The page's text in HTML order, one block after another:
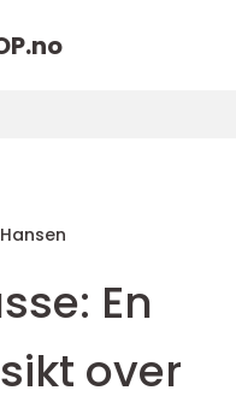
no
En
over